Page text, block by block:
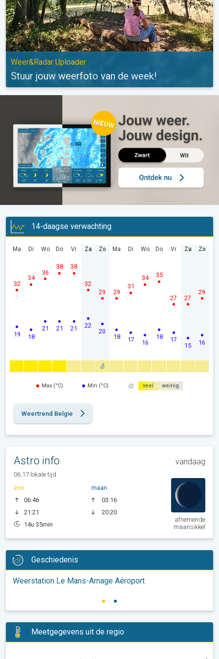
Weer&Radar Uploader
Stuur jouw weerfoto van de week!
14-daagse verwachting
Ma
19
32
Di
18
34
Wo
21
36
Do
21
38
Vr
21
38
Za
22
32
Zo
20
29
Ma
18
29
Di
17
31
Wo
16
34
Do
18
35
Vr
17
27
Za
15
27
Zo
16
29
Max (°C) Min (°C) veel weinig
Weertrend Belgie
Astro info vandaag
06:17 lokale tijd
zon
06:46
21:21
14u 35min
maan
03:16
20:20
afnemende
maansikkel
Geschiedenis
Weerstation Le Mans-Arnage Aéroport
Meetgegevens uit de regio